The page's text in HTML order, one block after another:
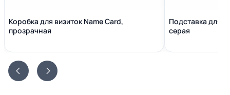
Коробка для визиток Name Сard,
прозрачная
Подставка для
серая